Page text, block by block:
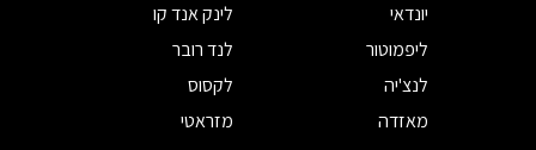
יונדאי
לינק אנד קו
ליפמוטור
לנד רובר
לנצ'יה
לקסוס
מאזדה
מזראטי